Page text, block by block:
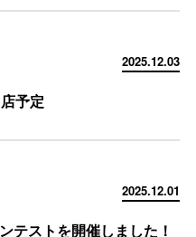
2025.12.03
予定
2025.12.01
テストを開催しました！